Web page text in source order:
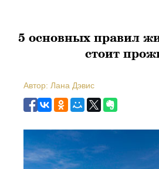
5 основных правил
стоит
Автор: Лана Дэвис